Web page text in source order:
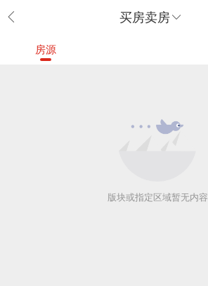
买房卖房
房源
版块或指定区域暂无内容